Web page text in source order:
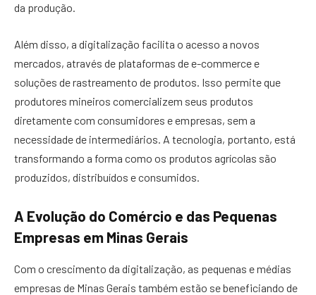
da produção.
Além disso, a digitalização facilita o acesso a novos
mercados, através de plataformas de e-commerce e
soluções de rastreamento de produtos. Isso permite que
produtores mineiros comercializem seus produtos
diretamente com consumidores e empresas, sem a
necessidade de intermediários. A tecnologia, portanto, está
transformando a forma como os produtos agrícolas são
produzidos, distribuídos e consumidos.
A Evolução do Comércio e das Pequenas
Empresas em Minas Gerais
Com o crescimento da digitalização, as pequenas e médias
empresas de Minas Gerais também estão se beneficiando de